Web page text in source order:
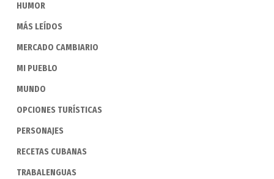
HUMOR
MÁS LEÍDOS
MERCADO CAMBIARIO
MI PUEBLO
MUNDO
OPCIONES TURÍSTICAS
PERSONAJES
RECETAS CUBANAS
TRABALENGUAS